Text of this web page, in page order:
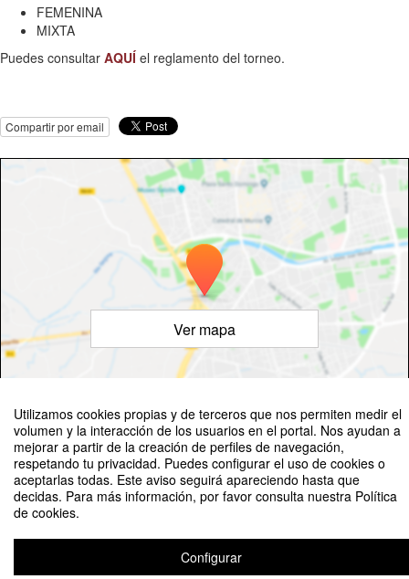
Utilizamos cookies propias y de terceros que nos permiten medir el
volumen y la interacción de los usuarios en el portal. Nos ayudan a
mejorar a partir de la creación de perfiles de navegación,
respetando tu privacidad. Puedes configurar el uso de cookies o
aceptarlas todas. Este aviso seguirá apareciendo hasta que
decidas. Para más información, por favor consulta nuestra Política
de cookies.
Configurar
FEMENINA
MIXTA
Puedes consultar AQUÍ el reglamento del torneo.
Compartir por email
Ver mapa
OpenStreetMap Contributors
III TORNEO ALUMNI - USAL: PÁDEL